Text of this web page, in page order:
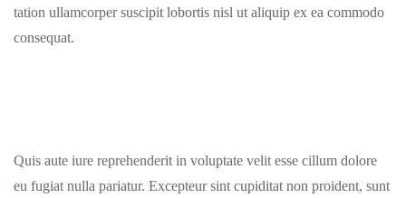
tation ullamcorper suscipit lobortis nisl ut aliquip ex ea commodo
consequat.
Quis aute iure reprehenderit in voluptate velit esse cillum dolore
eu fugiat nulla pariatur. Excepteur sint cupiditat non proident, sunt